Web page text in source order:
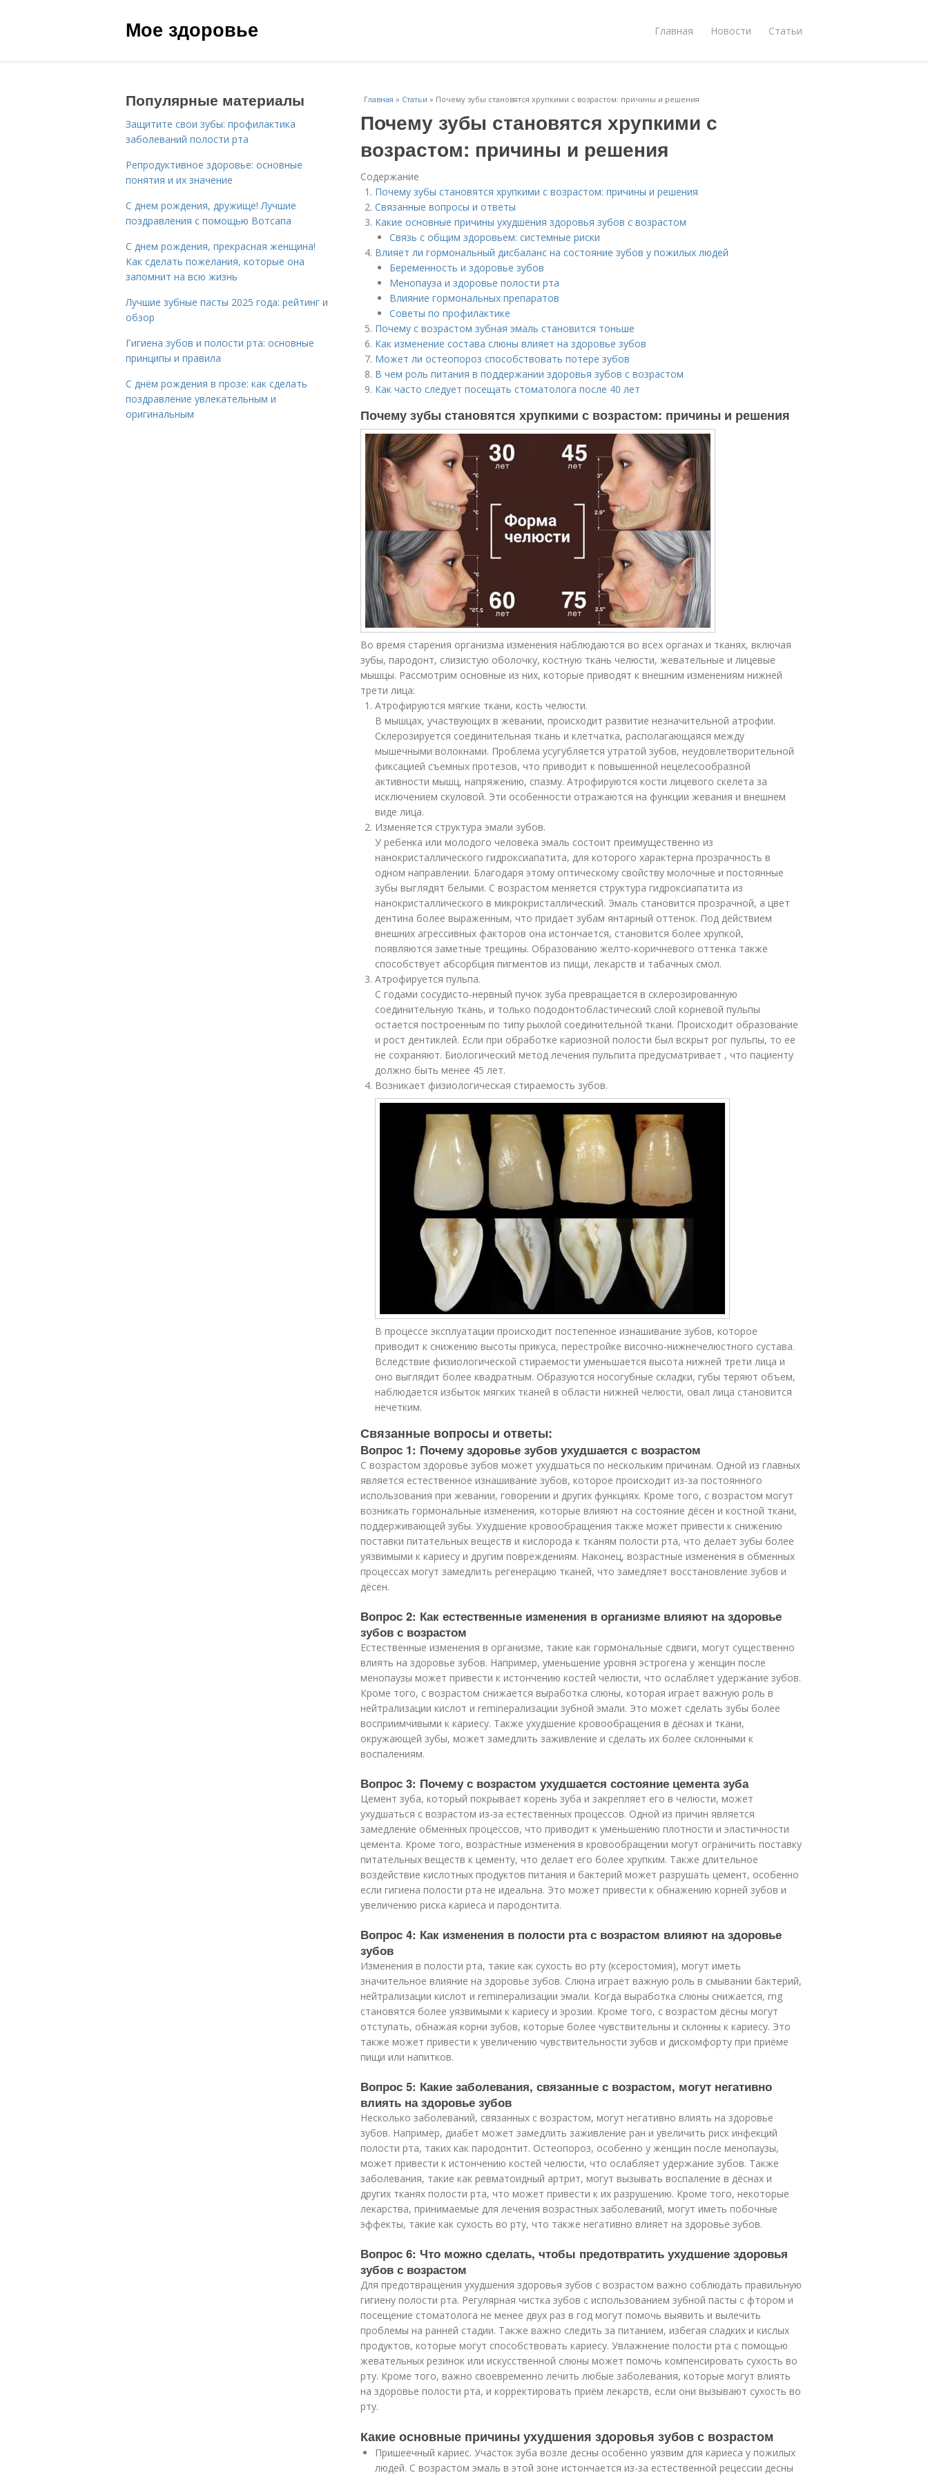
Мое здоровье Главная Новости Статьи
Главная » Статьи » Почему зубы становятся хрупкими с возрастом: причины и решения
Почему зубы становятся хрупкими с
возрастом: причины и решения
Содержание
Почему зубы становятся хрупкими с возрастом: причины и решения
Связанные вопросы и ответы
Какие основные причины ухудшения здоровья зубов с возрастом
Связь с общим здоровьем: системные риски
Влияет ли гормональный дисбаланс на состояние зубов у пожилых людей
Беременность и здоровье зубов
Менопауза и здоровье полости рта
Влияние гормональных препаратов
Советы по профилактике
Почему с возрастом зубная эмаль становится тоньше
Как изменение состава слюны влияет на здоровье зубов
Может ли остеопороз способствовать потере зубов
В чем роль питания в поддержании здоровья зубов с возрастом
Как часто следует посещать стоматолога после 40 лет
Почему зубы становятся хрупкими с возрастом: причины и решения
Во время старения организма изменения наблюдаются во всех органах и тканях, включая
зубы, пародонт, слизистую оболочку, костную ткань челюсти, жевательные и лицевые
мышцы. Рассмотрим основные из них, которые приводят к внешним изменениям нижней
трети лица:
Атрофируются мягкие ткани, кость челюсти.
В мышцах, участвующих в жевании, происходит развитие незначительной атрофии.
Склерозируется соединительная ткань и клетчатка, располагающаяся между
мышечными волокнами. Проблема усугубляется утратой зубов, неудовлетворительной
фиксацией съемных протезов, что приводит к повышенной нецелесообразной
активности мышц, напряжению, спазму. Атрофируются кости лицевого скелета за
исключением скуловой. Эти особенности отражаются на функции жевания и внешнем
виде лица.
Изменяется структура эмали зубов.
У ребенка или молодого человека эмаль состоит преимущественно из
нанокристаллического гидроксиапатита, для которого характерна прозрачность в
одном направлении. Благодаря этому оптическому свойству молочные и постоянные
зубы выглядят белыми. С возрастом меняется структура гидроксиапатита из
нанокристаллического в микрокристаллический. Эмаль становится прозрачной, а цвет
дентина более выраженным, что придает зубам янтарный оттенок. Под действием
внешних агрессивных факторов она истончается, становится более хрупкой,
появляются заметные трещины. Образованию желто-коричневого оттенка также
способствует абсорбция пигментов из пищи, лекарств и табачных смол.
Атрофируется пульпа.
С годами сосудисто-нервный пучок зуба превращается в склерозированную
соединительную ткань, и только пододонтобластический слой корневой пульпы
остается построенным по типу рыхлой соединительной ткани. Происходит образование
и рост дентиклей. Если при обработке кариозной полости был вскрыт рог пульпы, то ее
не сохраняют. Биологический метод лечения пульпита предусматривает , что пациенту
должно быть менее 45 лет.
Возникает физиологическая стираемость зубов.
В процессе эксплуатации происходит постепенное изнашивание зубов, которое
приводит к снижению высоты прикуса, перестройке височно-нижнечелюстного сустава.
Вследствие физиологической стираемости уменьшается высота нижней трети лица и
оно выглядит более квадратным. Образуются носогубные складки, губы теряют объем,
наблюдается избыток мягких тканей в области нижней челюсти, овал лица становится
нечетким.
Связанные вопросы и ответы:
Вопрос 1: Почему здоровье зубов ухудшается с возрастом
С возрастом здоровье зубов может ухудшаться по нескольким причинам. Одной из главных
является естественное изнашивание зубов, которое происходит из-за постоянного
использования при жевании, говорении и других функциях. Кроме того, с возрастом могут
возникать гормональные изменения, которые влияют на состояние дёсен и костной ткани,
поддерживающей зубы. Ухудшение кровообращения также может привести к снижению
поставки питательных веществ и кислорода к тканям полости рта, что делает зубы более
уязвимыми к кариесу и другим повреждениям. Наконец, возрастные изменения в обменных
процессах могут замедлить регенерацию тканей, что замедляет восстановление зубов и
дёсен.
Вопрос 2: Как естественные изменения в организме влияют на здоровье
зубов с возрастом
Естественные изменения в организме, такие как гормональные сдвиги, могут существенно
влиять на здоровье зубов. Например, уменьшение уровня эстрогена у женщин после
менопаузы может привести к истончению костей челюсти, что ослабляет удержание зубов.
Кроме того, с возрастом снижается выработка слюны, которая играет важную роль в
нейтрализации кислот и reminерализации зубной эмали. Это может сделать зубы более
восприимчивыми к кариесу. Также ухудшение кровообращения в дёснах и ткани,
окружающей зубы, может замедлить заживление и сделать их более склонными к
воспалениям.
Вопрос 3: Почему с возрастом ухудшается состояние цемента зуба
Цемент зуба, который покрывает корень зуба и закрепляет его в челюсти, может
ухудшаться с возрастом из-за естественных процессов. Одной из причин является
замедление обменных процессов, что приводит к уменьшению плотности и эластичности
цемента. Кроме того, возрастные изменения в кровообращении могут ограничить поставку
питательных веществ к цементу, что делает его более хрупким. Также длительное
воздействие кислотных продуктов питания и бактерий может разрушать цемент, особенно
если гигиена полости рта не идеальна. Это может привести к обнажению корней зубов и
увеличению риска кариеса и пародонтита.
Вопрос 4: Как изменения в полости рта с возрастом влияют на здоровье
зубов
Изменения в полости рта, такие как сухость во рту (ксеростомия), могут иметь
значительное влияние на здоровье зубов. Слюна играет важную роль в смывании бактерий,
нейтрализации кислот и reminерализации эмали. Когда выработка слюны снижается, rng
становятся более уязвимыми к кариесу и эрозии. Кроме того, с возрастом дёсны могут
отступать, обнажая корни зубов, которые более чувствительны и склонны к кариесу. Это
также может привести к увеличению чувствительности зубов и дискомфорту при приёме
пищи или напитков.
Вопрос 5: Какие заболевания, связанные с возрастом, могут негативно
влиять на здоровье зубов
Несколько заболеваний, связанных с возрастом, могут негативно влиять на здоровье
зубов. Например, диабет может замедлить заживление ран и увеличить риск инфекций
полости рта, таких как пародонтит. Остеопороз, особенно у женщин после менопаузы,
может привести к истончению костей челюсти, что ослабляет удержание зубов. Также
заболевания, такие как ревматоидный артрит, могут вызывать воспаление в дёснах и
других тканях полости рта, что может привести к их разрушению. Кроме того, некоторые
лекарства, принимаемые для лечения возрастных заболеваний, могут иметь побочные
эффекты, такие как сухость во рту, что также негативно влияет на здоровье зубов.
Вопрос 6: Что можно сделать, чтобы предотвратить ухудшение здоровья
зубов с возрастом
Для предотвращения ухудшения здоровья зубов с возрастом важно соблюдать правильную
гигиену полости рта. Регулярная чистка зубов с использованием зубной пасты с фтором и
посещение стоматолога не менее двух раз в год могут помочь выявить и вылечить
проблемы на ранней стадии. Также важно следить за питанием, избегая сладких и кислых
продуктов, которые могут способствовать кариесу. Увлажнение полости рта с помощью
жевательных резинок или искусственной слюны может помочь компенсировать сухость во
рту. Кроме того, важно своевременно лечить любые заболевания, которые могут влиять
на здоровье полости рта, и корректировать приём лекарств, если они вызывают сухость во
рту.
Какие основные причины ухудшения здоровья зубов с возрастом
Пришеечный кариес. Участок зуба возле десны особенно уязвим для кариеса у пожилых
людей. С возрастом эмаль в этой зоне истончается из-за естественной рецессии десны
Популярные материалы
Защитите свои зубы: профилактика
заболеваний полости рта
Репродуктивное здоровье: основные
понятия и их значение
С днем рождения, дружище! Лучшие
поздравления с помощью Вотсапа
С днем рождения, прекрасная женщина!
Как сделать пожелания, которые она
запомнит на всю жизнь
Лучшие зубные пасты 2025 года: рейтинг и
обзор
Гигиена зубов и полости рта: основные
принципы и правила
С днём рождения в прозе: как сделать
поздравление увлекательным и
оригинальным